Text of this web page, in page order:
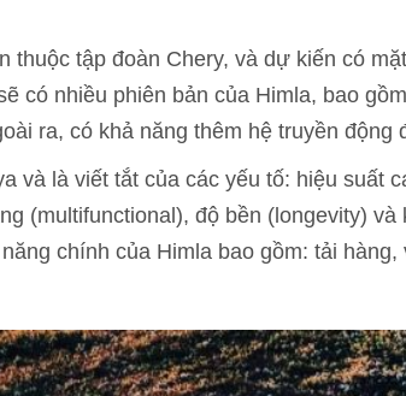
thuộc tập đoàn Chery, và dự kiến có
có nhiều phiên bản của Himla, bao
ra, có khả năng thêm hệ truyền động
và là viết tắt của các yếu tố: hiệu suất
(multifunctional), độ bền (longevity) và
chính của Himla bao gồm: tải